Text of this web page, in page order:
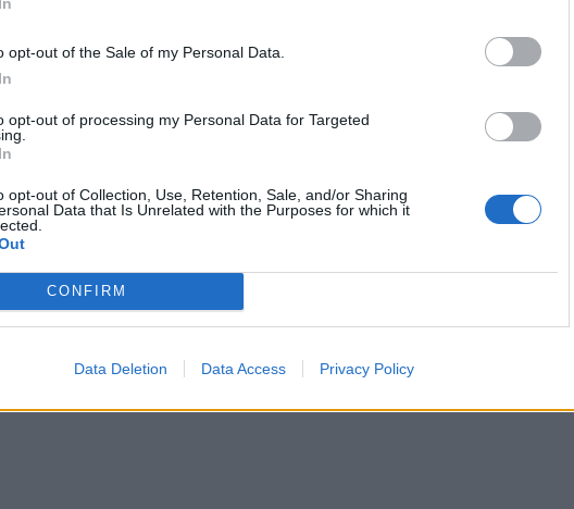
opt-out of the Sale of my Personal Data.
opt-out of processing my Personal Data for Targeted
opt-out of Collection, Use, Retention, Sale, and/or Sharing
Data that Is Unrelated with the Purposes for which it
CONFIRM
Data Deletion Data Access Privacy Policy
Αργυρός. Όλοι μαζί
με την παρουσία της Άννας Βίσση να μην
ΔΙΑΦΗΜΙΣΗ